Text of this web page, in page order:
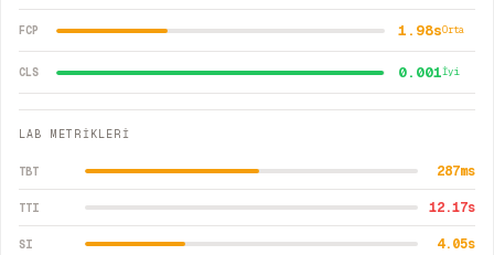
FCP 1.98sOrta
CLS 0.001İyi
LAB METRİKLERİ
TBT 287ms
TTI 12.17s
SI 4.05s